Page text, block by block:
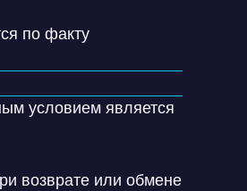
по факту
условием является
возврате или обмене